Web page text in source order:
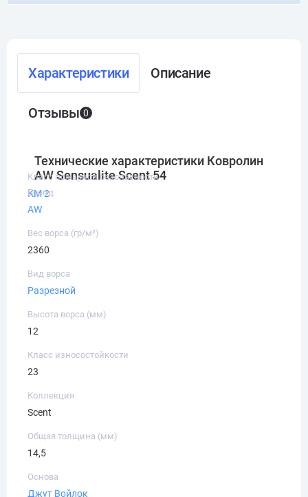
Характеристики Описание
Отзывы 0
Технические характеристики Ковролин
AW Sensualite Scent 54
Класс пожарной безопасности
КМ 2
Бренд
AW
Вес ворса (гр/м²)
2360
Вид ворса
Разрезной
Высота ворса (мм)
12
Класс износостойкости
23
Коллекция
Scent
Общая толщина (мм)
14,5
Основа
Джут Войлок